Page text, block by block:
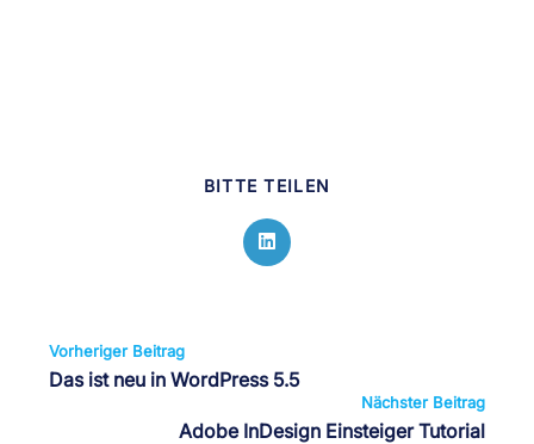
BITTE TEILEN
Öffnet
in
Weitere
Artikel
ansehen
Vorheriger Beitrag
Das ist neu in WordPress 5.5
Nächster Beitrag
Adobe InDesign Einsteiger Tutorial